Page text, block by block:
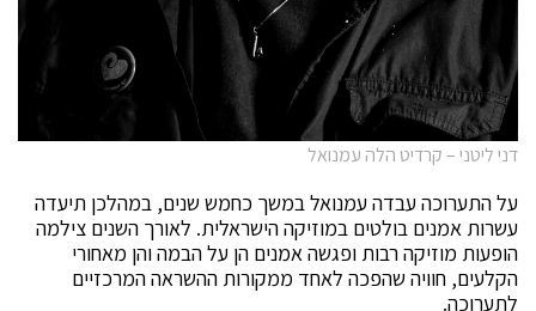
דני ליטני – קרדיט הלה עמנואל
על התערוכה עבדה עמנואל במשך כחמש שנים, במהלכן תיעדה
עשרות אמנים בולטים במוזיקה הישראלית. לאורך השנים צילמה
הופעות מוזיקה רבות ופגשה אמנים הן על הבמה והן מאחורי
הקלעים, חוויה שהפכה לאחד ממקורות ההשראה המרכזיים
לתערוכה.